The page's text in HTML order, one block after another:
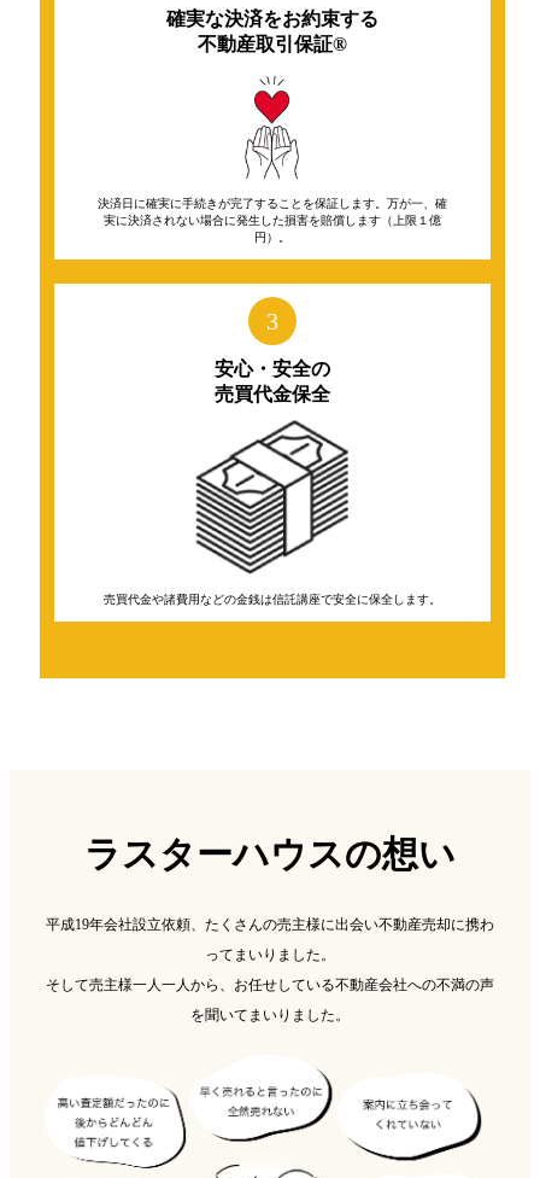
確実な決済をお約束する
不動産取引保証®️
決済日に確実に手続きが完了することを保証します。万が一、確
実に決済されない場合に発生した損害を賠償します（上限１億
円）。
3
安心・安全の
売買代金保全
売買代金や諸費用などの金銭は信託講座で安全に保全します。
ラスターハウスの想い
平成19年会社設立依頼、たくさんの売主様に出会い不動産売却に携わ
ってまいりました。
そして売主様一人一人から、お任せしている不動産会社への不満の声
を聞いてまいりました。